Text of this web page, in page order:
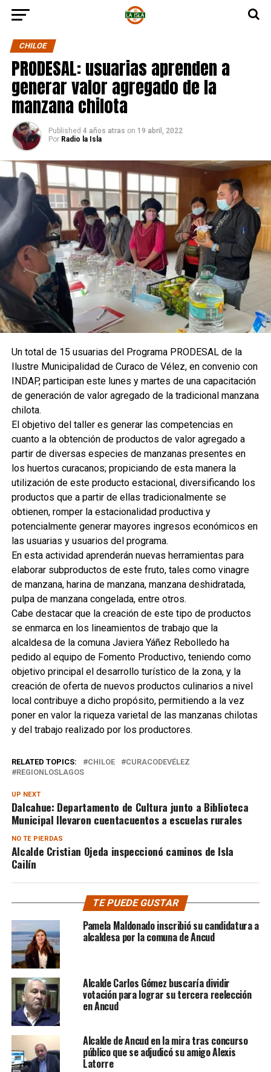
CHILOE
PRODESAL: usuarias aprenden a
generar valor agregado de la
manzana chilota
Published 4 años atras on 19 abril, 2022
Por Radio la Isla
Un total de 15 usuarias del Programa PRODESAL de la
Ilustre Municipalidad de Curaco de Vélez, en convenio con
INDAP, participan este lunes y martes de una capacitación
de generación de valor agregado de la tradicional manzana
chilota.
El objetivo del taller es generar las competencias en
cuanto a la obtención de productos de valor agregado a
partir de diversas especies de manzanas presentes en
los huertos curacanos; propiciando de esta manera la
utilización de este producto estacional, diversificando los
productos que a partir de ellas tradicionalmente se
obtienen, romper la estacionalidad productiva y
potencialmente generar mayores ingresos económicos en
las usuarias y usuarios del programa.
En esta actividad aprenderán nuevas herramientas para
elaborar subproductos de este fruto, tales como vinagre
de manzana, harina de manzana, manzana deshidratada,
pulpa de manzana congelada, entre otros.
Cabe destacar que la creación de este tipo de productos
se enmarca en los lineamientos de trabajo que la
alcaldesa de la comuna Javiera Yáñez Rebolledo ha
pedido al equipo de Fomento Productivo, teniendo como
objetivo principal el desarrollo turístico de la zona, y la
creación de oferta de nuevos productos culinarios a nivel
local contribuye a dicho propósito, permitiendo a la vez
poner en valor la riqueza varietal de las manzanas chilotas
y del trabajo realizado por los productores.
RELATED TOPICS: CHILOE
CURACODEVÉLEZ
REGIONLOSLAGOS
UP NEXT
Dalcahue: Departamento de Cultura junto a Biblioteca
Municipal llevaron cuentacuentos a escuelas rurales
NO TE PIERDAS
Alcalde Cristian Ojeda inspeccionó caminos de Isla
Cailín
TE PUEDE GUSTAR
Pamela Maldonado inscribió su candidatura a
alcaldesa por la comuna de Ancud
Alcalde Carlos Gómez buscaría dividir
votación para lograr su tercera reelección
en Ancud
Alcalde de Ancud en la mira tras concurso
público que se adjudicó su amigo Alexis
Latorre